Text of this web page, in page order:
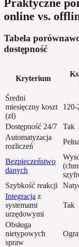
Praktyczne
online vs.
Tabela
dostępność
Kryterium
Średni
miesięczny koszt
(zł)
120-
Dostępność 24/7 Tak
Automatyzacja
rozliczeń
Pełna
Bezpieczeństwo
danych
Szybkość reakcji
Integracja z
systemami
urzędowymi
Tak
Obsługa
nietypowych
spraw